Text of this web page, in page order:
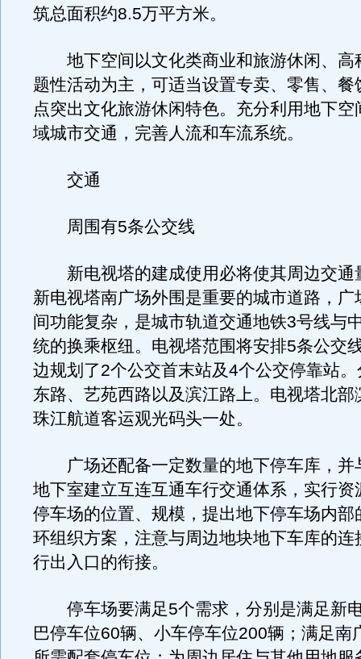
筑总面积约8.5万平方米。
地下空间以文化类商业和旅游休闲、高
题性活动为主，可适当设置专卖、零售、餐
点突出文化旅游休闲特色。充分利用地下空
域城市交通，完善人流和车流系统。
交通
周围有5条公交线
新电视塔的建成使用必将使其周边交通
新电视塔南广场外围是重要的城市道路，广
间功能复杂，是城市轨道交通地铁3号线与
统的换乘枢纽。电视塔范围将安排5条公交
边规划了2个公交首末站及4个公交停靠站
东路、艺苑西路以及滨江路上。电视塔北部
珠江航道客运观光码头一处。
广场还配备一定数量的地下停车库，并
地下室建立互连互通车行交通体系，实行资
停车场的位置、规模，提出地下停车场内部
环组织方案，注意与周边地块地下车库的连
行出入口的衔接。
停车场要满足5个需求，分别是满足新
巴停车位60辆、小车停车位200辆；满足南